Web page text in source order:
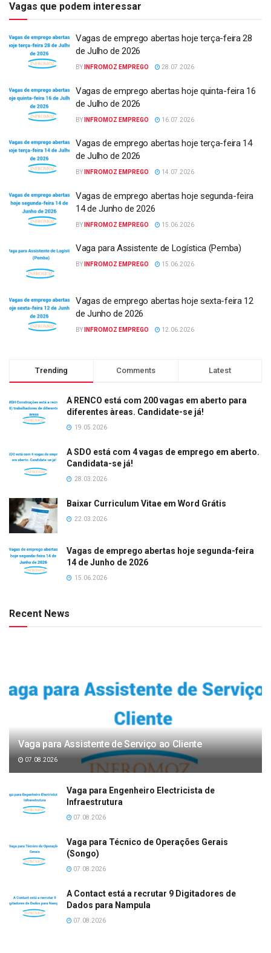
Vagas que podem interessar
Vagas de emprego abertas hoje terça-feira 28
de Julho de 2026
BY INFROMOZ EMPREGO 28.07.2026
Vagas de emprego abertas hoje quinta-feira 16
de Julho de 2026
BY INFROMOZ EMPREGO 16.07.2026
Vagas de emprego abertas hoje terça-feira 14
de Julho de 2026
BY INFROMOZ EMPREGO 14.07.2026
Vagas de emprego abertas hoje segunda-feira
14 de Junho de 2026
BY INFROMOZ EMPREGO 15.06.2026
Vaga para Assistente de Logística (Pemba)
BY INFROMOZ EMPREGO 15.06.2026
Vagas de emprego abertas hoje sexta-feira 12
de Junho de 2026
BY INFROMOZ EMPREGO 12.06.2026
Trending Comments Latest
A RENCO está com 200 vagas em aberto para
diferentes àreas. Candidate-se já!
19.05.2026
A SDO está com 4 vagas de emprego em aberto.
Candidata-se já!
28.03.2026
Baixar Curriculum Vitae em Word Grátis
22.03.2026
Vagas de emprego abertas hoje segunda-feira
14 de Junho de 2026
15.06.2026
Recent News
Vaga para Assistente de Serviço ao Cliente
07.08.2026
Vaga para Engenheiro Electricista de
Infraestrutura
07.08.2026
Vaga para Técnico de Operações Gerais
(Songo)
07.08.2026
A Contact está a recrutar 9 Digitadores de
Dados para Nampula
07.08.2026